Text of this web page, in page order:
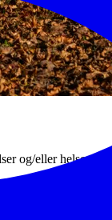
og/eller
til rette for